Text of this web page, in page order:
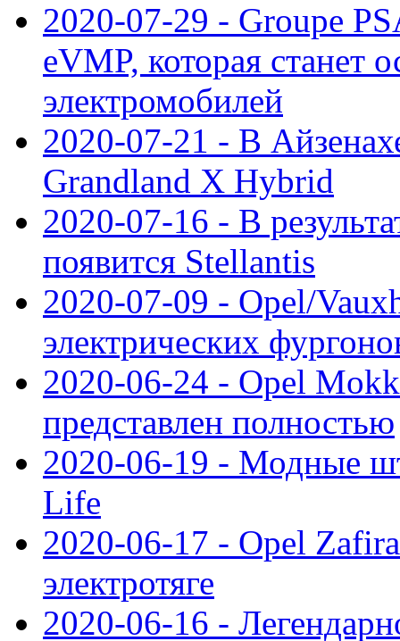
2020-07-29 - Groupe
eVMP, которая станет
электромобилей
2020-07-21 - В
Grandland X Hybrid
2020-07-16 - В
появится Stellantis
2020-07-09 - Opel/
электрических
2020-06-24 - Opel
представлен полностью
2020-06-19 - Модные
Life
2020-06-17 - Opel
электротяге
2020-06-16 -